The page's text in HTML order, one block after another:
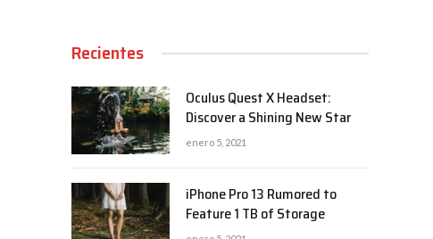
Recientes
Oculus Quest X Headset:
Discover a Shining New Star
enero 5, 2021
iPhone Pro 13 Rumored to
Feature 1 TB of Storage